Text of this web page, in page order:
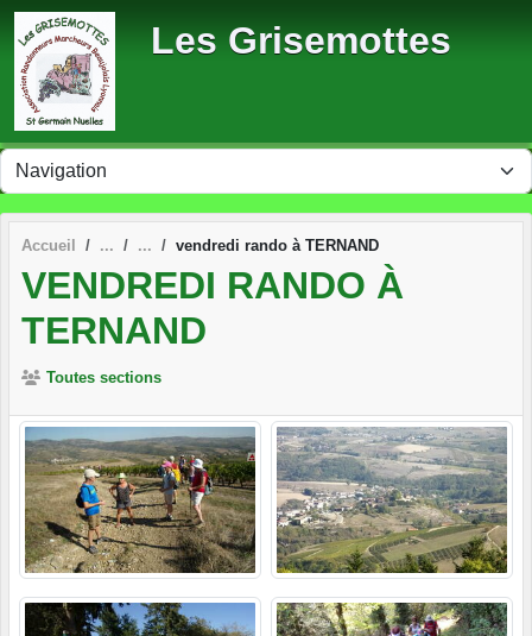
Les Grisemottes
Accueil vendredi rando à TERNAND
VENDREDI RANDO À
TERNAND
Toutes sections
Panneau de gestion des cookies